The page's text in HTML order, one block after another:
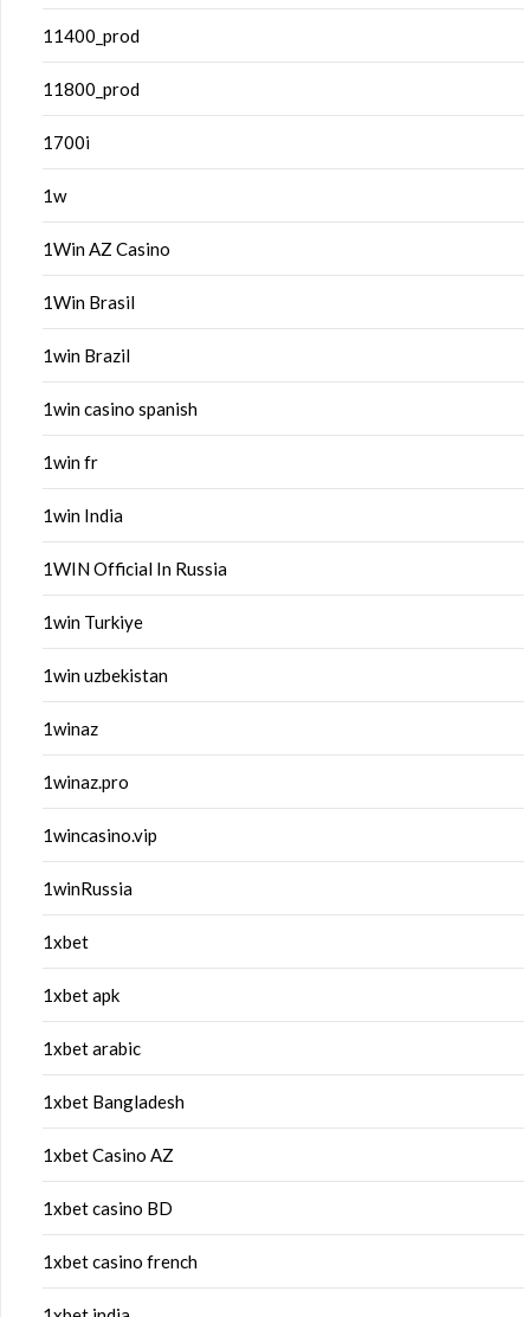
11400_prod
11800_prod
1700i
1w
1Win AZ Casino
1Win Brasil
1win Brazil
1win casino spanish
1win fr
1win India
1WIN Official In Russia
1win Turkiye
1win uzbekistan
1winaz
1winaz.pro
1wincasino.vip
1winRussia
1xbet
1xbet apk
1xbet arabic
1xbet Bangladesh
1xbet Casino AZ
1xbet casino BD
1xbet casino french